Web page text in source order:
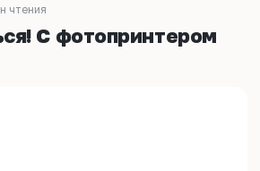
чтения
С фотопринтером